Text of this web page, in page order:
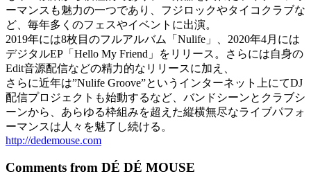
ーマンスも魅力の一つであり、フジロックやタイコクラブな
ど、毎年多くのフェスやイベントに出演。
2019年には8枚目のフルアルバム「Nulife」、2020年4月には
デジタルEP「Hello My Friend」をリリース。さらには自身の
Edit音源配信などの精力的なリリースに加え、
さらに近年は”Nulife Groove”というインターネット上にてDJ
配信プロジェクトも始動するなど、バンドシーンとクラブシ
ーンから、あらゆる枠組みを超えた縦横無尽なライブパフォ
ーマンスは人々を魅了し続ける。
http://dedemouse.com
Comments from DÉ DÉ MOUSE